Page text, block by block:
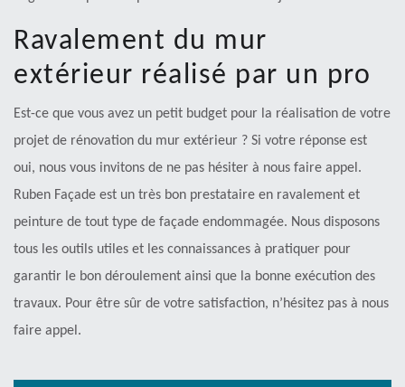
Ravalement du mur
extérieur réalisé par un pro
Est-ce que vous avez un petit budget pour la réalisation de votre
projet de rénovation du mur extérieur ? Si votre réponse est
oui, nous vous invitons de ne pas hésiter à nous faire appel.
Ruben Façade est un très bon prestataire en ravalement et
peinture de tout type de façade endommagée. Nous disposons
tous les outils utiles et les connaissances à pratiquer pour
garantir le bon déroulement ainsi que la bonne exécution des
travaux. Pour être sûr de votre satisfaction, n’hésitez pas à nous
faire appel.